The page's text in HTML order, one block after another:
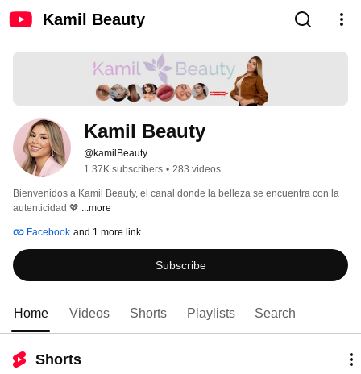
Kamil Beauty
@kamilBeauty
1.37K subscribers • 283 videos
Bienvenidos a Kamil Beauty, el canal donde la belleza se encuentra con la
autenticidad 💖 ...more
Facebook and 1 more link
Subscribe
Home Videos Shorts Playlists Search
Shorts